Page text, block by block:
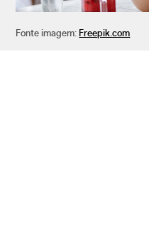
Fonte imagem: Freepik.com